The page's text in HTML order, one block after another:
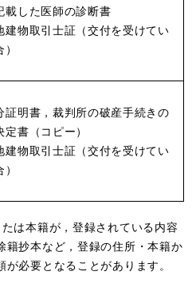
載した医師の診断書
建物取引士証（交付を受けてい
証明書，裁判所の破産手続きの
定書（コピー）
建物取引士証（交付を受けてい
は本籍が，登録されている内容
籍抄本など，登録の住所・本籍か
必要となることがあります。